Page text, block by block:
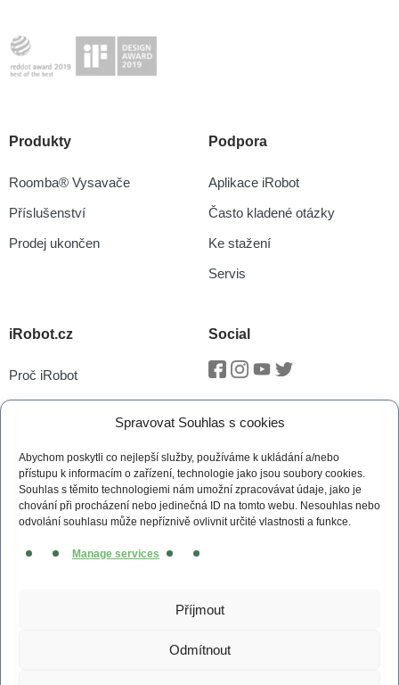
Spravovat Souhlas s cookies
Abychom poskytli co nejlepší služby, používáme k ukládání a/nebo
přístupu k informacím o zařízení, technologie jako jsou soubory cookies.
Souhlas s těmito technologiemi nám umožní zpracovávat údaje, jako je
chování při procházení nebo jedinečná ID na tomto webu. Nesouhlas nebo
odvolání souhlasu může nepříznivě ovlivnit určité vlastnosti a funkce.
Manage services
Příjmout
Odmítnout
Produkty
Roomba® Vysavače
Příslušenství
Prodej ukončen
Podpora
Aplikace iRobot
Často kladené otázky
Ke stažení
Servis
iRobot.cz
Proč iRobot
iRobot OS
Technologie vSLAM®
Novinky
Tiskové zprávy
Kontakt
Social
Facebook
Instagram
Youtube